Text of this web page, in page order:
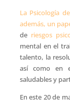
La Psicología
además, un
de riesgos
mental en el
talento, la
así como en
saludables y
En este 20 de